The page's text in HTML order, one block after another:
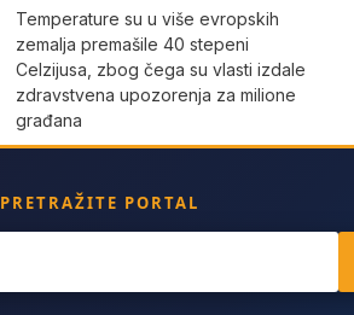
Temperature su u više evropskih
zemalja premašile 40 stepeni
Celzijusa, zbog čega su vlasti izdale
zdravstvena upozorenja za milione
građana
PRETRAŽITE PORTAL